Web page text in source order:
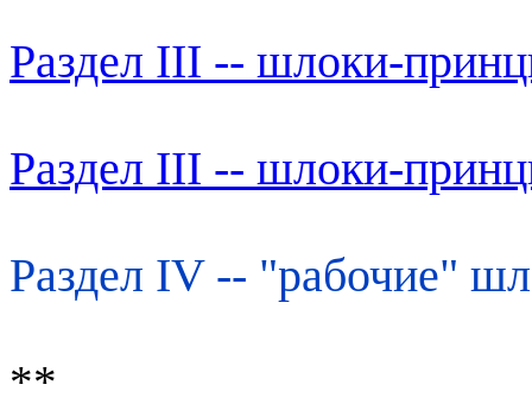
Раздел III -- шлоки-
Раздел III -- шлоки-
Раздел IV -- "рабочие"
**